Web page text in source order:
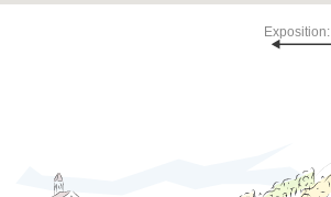
Exposition: